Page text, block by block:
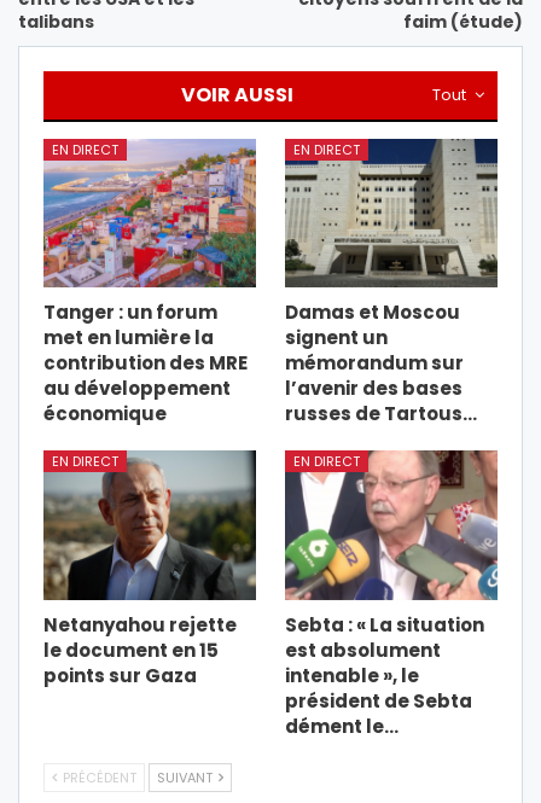
talibans
faim (étude)
Tout
VOIR AUSSI
EN DIRECT
Tanger : un forum
met en lumière la
contribution des MRE
au développement
économique
EN DIRECT
Damas et Moscou
signent un
mémorandum sur
l’avenir des bases
russes de Tartous…
EN DIRECT
Netanyahou rejette
le document en 15
points sur Gaza
EN DIRECT
Sebta : « La situation
est absolument
intenable », le
président de Sebta
dément le…
PRÉCÉDENT SUIVANT